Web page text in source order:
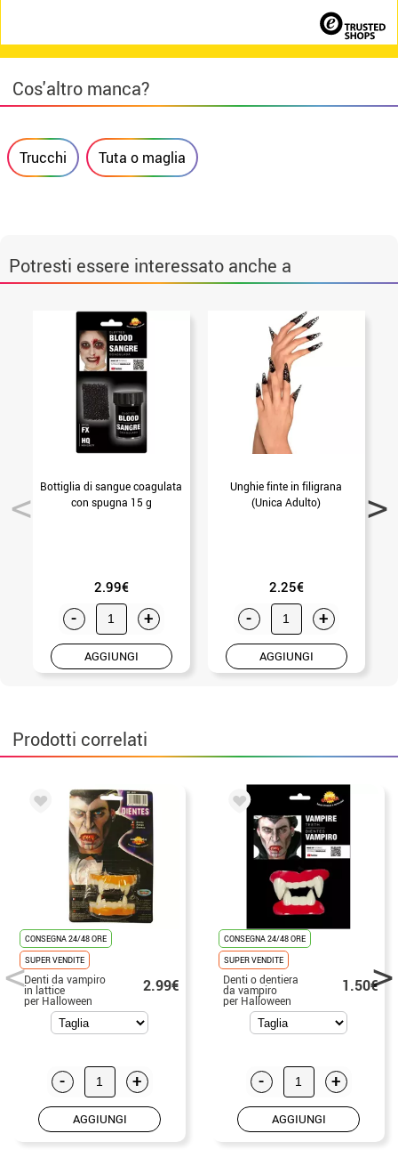
Cos'altro manca?
Trucchi Tuta o maglia
Potresti essere interessato anche a
Bottiglia di sangue coagulata
con spugna 15 g
2.99€
- +
AGGIUNGI
Unghie finte in filigrana
(Unica Adulto)
2.25€
- +
AGGIUNGI
Prodotti correlati
CONSEGNA 24/48 ORE
SUPER VENDITE
Denti da vampiro
in lattice
per Halloween
2.99€
- +
AGGIUNGI
CONSEGNA 24/48 ORE
SUPER VENDITE
Denti o dentiera
da vampiro
per Halloween
1.50€
- +
AGGIUNGI